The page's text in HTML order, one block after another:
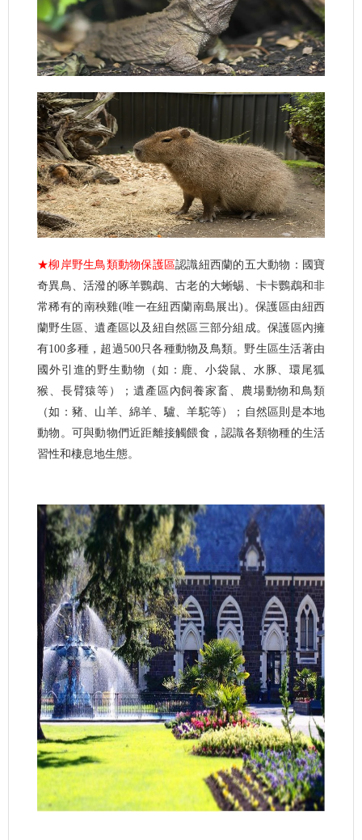
★柳岸野生鳥類動物保護區認識紐西蘭的五大動物：國寶
奇異鳥、活潑的啄羊鸚鵡、古老的大蜥蜴、卡卡鸚鵡和非
常稀有的南秧雞(唯一在紐西蘭南島展出)。保護區由紐西
蘭野生區、遺產區以及紐自然區三部分組成。保護區內擁
有100多種，超過500只各種動物及鳥類。野生區生活著由
國外引進的野生動物（如：鹿、小袋鼠、水豚、環尾狐
猴、長臂猿等）；遺產區內飼養家畜、農場動物和鳥類
（如：豬、山羊、綿羊、驢、羊駝等）；自然區則是本地
動物。可與動物們近距離接觸餵食，認識各類物種的生活
習性和棲息地生態。